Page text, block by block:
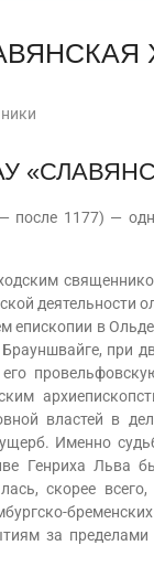
1177) —
деятельности
в
при
властей в
Именно
Генриха Льва
скорее
за